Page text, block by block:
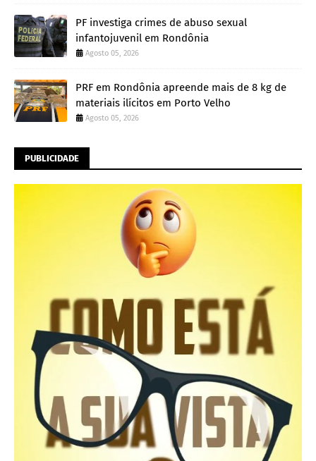
PF investiga crimes de abuso sexual
infantojuvenil em Rondônia
Agosto 05, 2026
PRF em Rondônia apreende mais de 8 kg de
materiais ilícitos em Porto Velho
Agosto 05, 2026
PUBLICIDADE